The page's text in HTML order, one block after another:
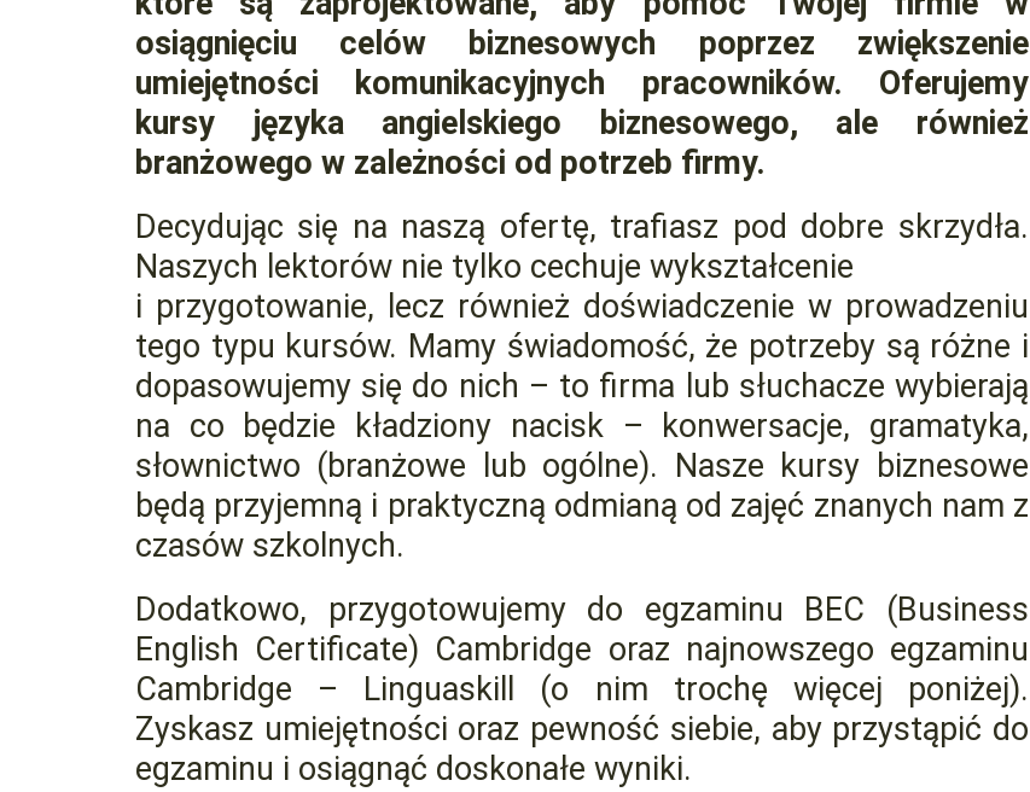
osiągnięciu celów biznesowych poprzez zwiększenie
umiejętności komunikacyjnych pracowników. Oferujemy
kursy języka angielskiego biznesowego, ale również
branżowego w zależności od potrzeb firmy.
Decydując się na naszą ofertę, trafiasz pod dobre skrzydła.
Naszych lektorów nie tylko cechuje wykształcenie
i przygotowanie, lecz również doświadczenie w prowadzeniu
tego typu kursów. Mamy świadomość, że potrzeby są różne i
dopasowujemy się do nich – to firma lub słuchacze wybierają
na co będzie kładziony nacisk – konwersacje, gramatyka,
słownictwo (branżowe lub ogólne). Nasze kursy biznesowe
będą przyjemną i praktyczną odmianą od zajęć znanych nam z
czasów szkolnych.
Dodatkowo, przygotowujemy do egzaminu BEC (Business
English Certificate) Cambridge oraz najnowszego egzaminu
Cambridge – Linguaskill (o nim trochę więcej poniżej).
Zyskasz umiejętności oraz pewność siebie, aby przystąpić do
egzaminu i osiągnąć doskonałe wyniki.